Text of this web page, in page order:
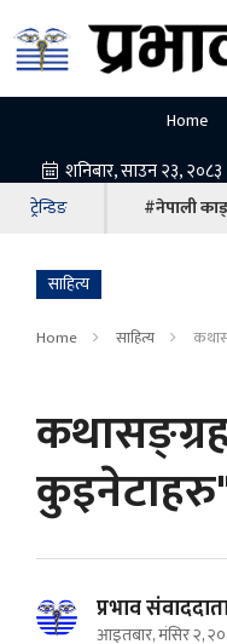
Home
ट्रेन्डिङ #नेपाली
साहित्य
Home साहित्य
प्रभाव
आइतबार, मंसिर २,